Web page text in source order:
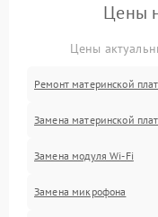
Цены
Цены
Ремонт материнской
Замена материнской
Замена модуля Wi-Fi
Замена микрофона